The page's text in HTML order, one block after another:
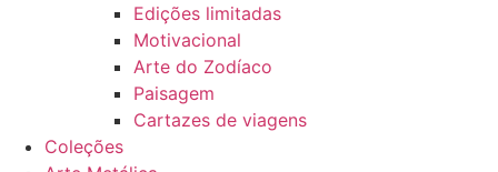
Edições limitadas
Motivacional
Arte do Zodíaco
Paisagem
Cartazes de viagens
Coleções